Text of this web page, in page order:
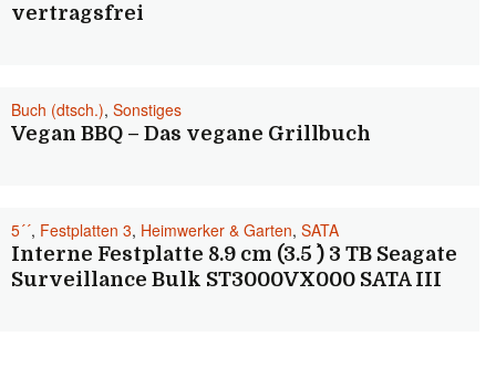
vertragsfrei
Buch (dtsch.), Sonstiges
Vegan BBQ – Das vegane Grillbuch
5´´, Festplatten 3, Heimwerker & Garten, SATA
Interne Festplatte 8.9 cm (3.5 ´´) 3 TB Seagate
Surveillance Bulk ST3000VX000 SATA III